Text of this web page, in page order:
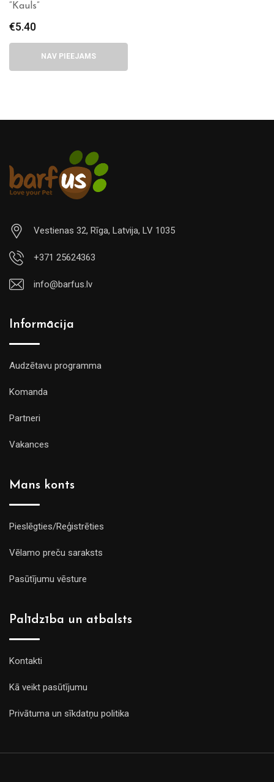
“Kauls”
€5.40
NAV PIEEJAMS
Vestienas 32, Rīga, Latvija, LV 1035
+371 25624363
info@barfus.lv
Informācija
Audzētavu programma
Komanda
Partneri
Vakances
Mans konts
Pieslēgties/Reģistrēties
Vēlamo preču saraksts
Pasūtījumu vēsture
Palīdzība un atbalsts
Kontakti
Kā veikt pasūtījumu
Privātuma un sīkdatņu politika